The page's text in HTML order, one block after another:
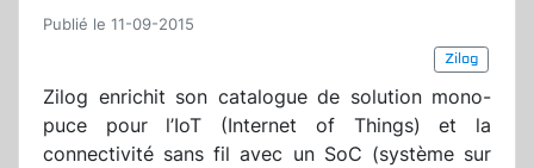
Publié le 11-09-2015
Zilog
Zilog enrichit son catalogue de solution mono-
puce pour l’IoT (Internet of Things) et la
connectivité sans fil avec un SoC (système sur